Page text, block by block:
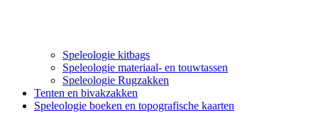
Speleologie kitbags
Speleologie materiaal- en touwtassen
Speleologie Rugzakken
Tenten en bivakzakken
Speleologie boeken en topografische kaarten